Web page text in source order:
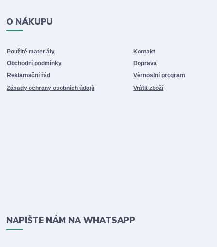
O NÁKUPU
Použité materiály
Kontakt
Obchodní podmínky
Doprava
Reklamační řád
Věrnostní program
Zásady ochrany osobních údajů
Vrátit zboží
NAPIŠTE NÁM NA WHATSAPP